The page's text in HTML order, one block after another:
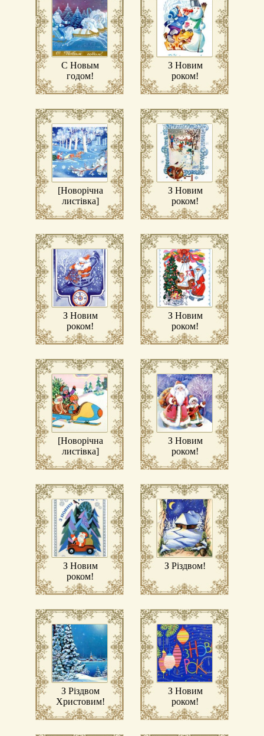
С Новым
годом!
З Новим
роком!
[Новорічна
листівка]
З Новим
роком!
З Новим
роком!
З Новим
роком!
[Новорічна
листівка]
З Новим
роком!
З Новим
роком!
З Різдвом!
З Різдвом
Христовим!
З Новим
роком!